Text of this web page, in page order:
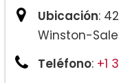
Ubicación:
Winston-
Teléfono: +1